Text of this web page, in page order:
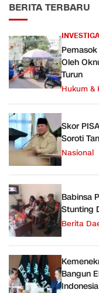
BERITA TERBARU
Oleh
Turun
Hukum &
Skor
Soroti
Nasional
Babinsa
Stunting
Berita
Bangun
Indonesia